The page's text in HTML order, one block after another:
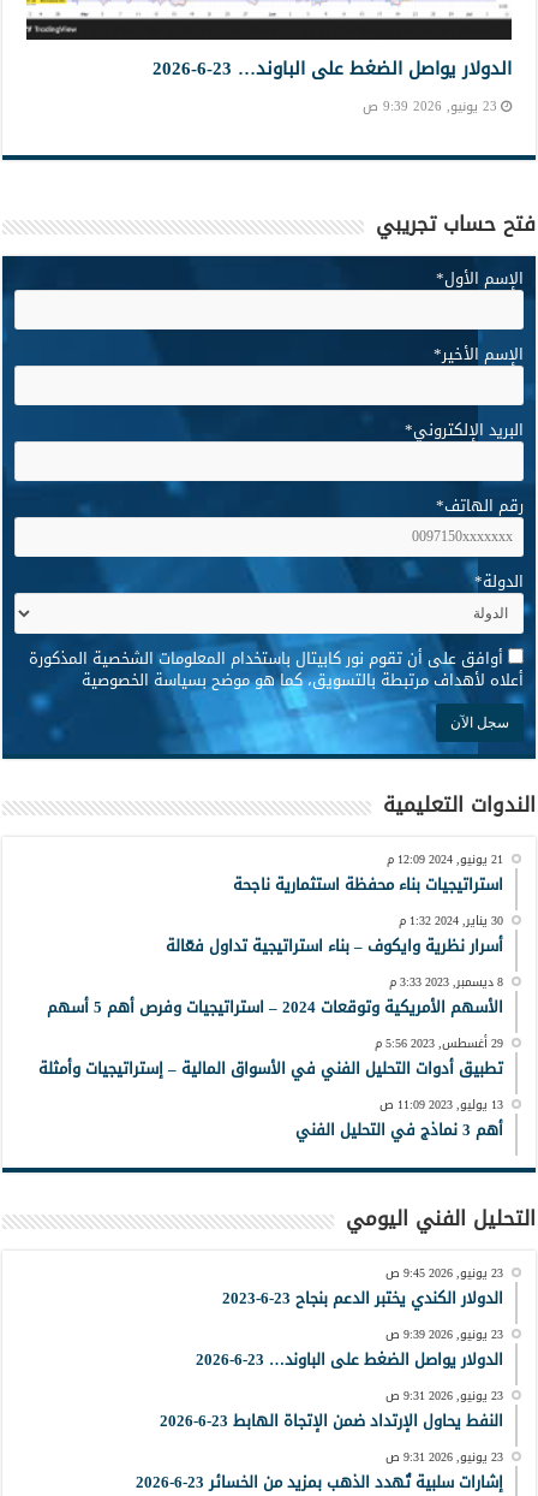
الدولار يواصل الضغط على الباوند… 23-6-2026
23 يونيو, 2026 9:39 ص
فتح حساب تجريبي
الإسم الأول*
الإسم الأخير*
البريد الإلكتروني*
رقم الهاتف*
الدولة*
* أوافق على أن تقوم نور كابيتال باستخدام المعلومات الشخصية المذكورة
أعلاه لأهداف مرتبطة بالتسويق، كما هو موضح بسياسة الخصوصية
الندوات التعليمية
21 يونيو, 2024 12:09 م
استراتيجيات بناء محفظة استثمارية ناجحة
30 يناير, 2024 1:32 م
أسرار نظرية وايكوف – بناء استراتيجية تداول فعّالة
8 ديسمبر, 2023 3:33 م
الأسهم الأمريكية وتوقعات 2024 – استراتيجيات وفرص أهم 5 أسهم
29 أغسطس, 2023 5:56 م
تطبيق أدوات التحليل الفني في الأسواق المالية – إستراتيجيات وأمثلة
13 يوليو, 2023 11:09 ص
أهم 3 نماذج في التحليل الفني
التحليل الفني اليومي
23 يونيو, 2026 9:45 ص
الدولار الكندي يختبر الدعم بنجاح 23-6-2023
23 يونيو, 2026 9:39 ص
الدولار يواصل الضغط على الباوند… 23-6-2026
23 يونيو, 2026 9:31 ص
النفط يحاول الإرتداد ضمن الإتجاة الهابط 23-6-2026
23 يونيو, 2026 9:31 ص
إشارات سلبية تُهدد الذهب بمزيد من الخسائر 23-6-2026